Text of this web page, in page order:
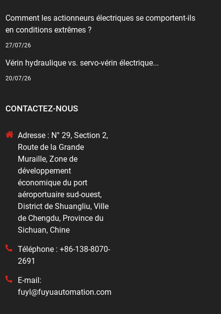
Comment les actionneurs électriques se comportent-ils
en conditions extrêmes ?
27/07/26
Vérin hydraulique vs. servo-vérin électrique...
20/07/26
CONTACTEZ-NOUS
Adresse : N° 29, Section 2,
Route de la Grande
Muraille, Zone de
développement
économique du port
aéroportuaire sud-ouest,
District de Shuangliu, Ville
de Chengdu, Province du
Sichuan, Chine
Téléphone : +86-138-8070-
2691
E-mail:
fuyl@fuyuautomation.com